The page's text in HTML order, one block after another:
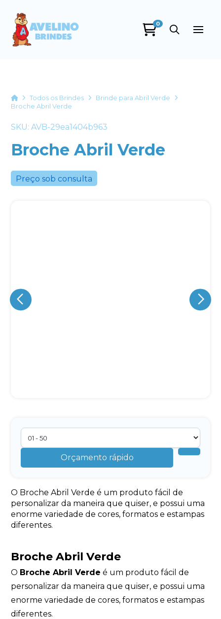
0
HomeTodos os Brindes
Brinde para Abril Verde
Broche Abril Verde
SKU: AVB-29ea1404b963
Broche Abril Verde
Preço sob consulta
Orçamento rápido
O Broche Abril Verde é um produto fácil de
personalizar da maneira que quiser, e possui uma
enorme variedade de cores, formatos e estampas
diferentes.
Broche Abril Verde
O Broche Abril Verde é um produto fácil de
personalizar da maneira que quiser, e possui uma
enorme variedade de cores, formatos e estampas
diferentes.
+55